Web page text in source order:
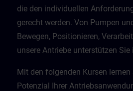
die den individuellen
gerecht werden. Von Pumpen
Bewegen, Positionieren,
unsere Antriebe unterstützen
Mit den folgenden Kursen lernen
Potenzial Ihrer